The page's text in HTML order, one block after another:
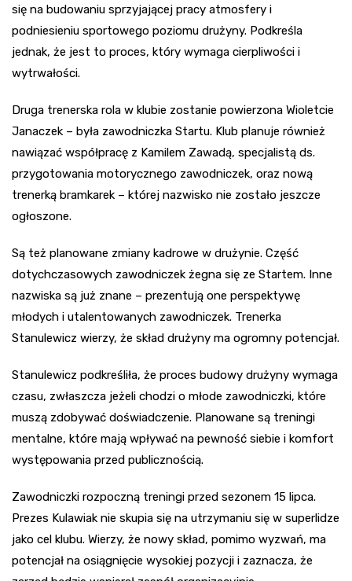
się na budowaniu sprzyjającej pracy atmosfery i
podniesieniu sportowego poziomu drużyny. Podkreśla
jednak, że jest to proces, który wymaga cierpliwości i
wytrwałości.
Druga trenerska rola w klubie zostanie powierzona Wioletcie
Janaczek – była zawodniczka Startu. Klub planuje również
nawiązać współpracę z Kamilem Zawadą, specjalistą ds.
przygotowania motorycznego zawodniczek, oraz nową
trenerką bramkarek – której nazwisko nie zostało jeszcze
ogłoszone.
Są też planowane zmiany kadrowe w drużynie. Część
dotychczasowych zawodniczek żegna się ze Startem. Inne
nazwiska są już znane – prezentują one perspektywę
młodych i utalentowanych zawodniczek. Trenerka
Stanulewicz wierzy, że skład drużyny ma ogromny potencjał.
Stanulewicz podkreśliła, że proces budowy drużyny wymaga
czasu, zwłaszcza jeżeli chodzi o młode zawodniczki, które
muszą zdobywać doświadczenie. Planowane są treningi
mentalne, które mają wpływać na pewność siebie i komfort
występowania przed publicznością.
Zawodniczki rozpoczną treningi przed sezonem 15 lipca.
Prezes Kulawiak nie skupia się na utrzymaniu się w superlidze
jako cel klubu. Wierzy, że nowy skład, pomimo wyzwań, ma
potencjał na osiągnięcie wysokiej pozycji i zaznacza, że